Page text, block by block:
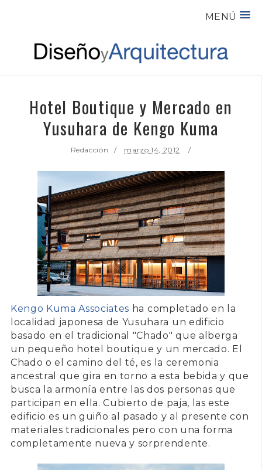
MENÚ
Hotel Boutique y Mercado en
Yusuhara de Kengo Kuma
Redacción marzo 14, 2012
Kengo Kuma Associates ha completado en la
localidad japonesa de Yusuhara un edificio
basado en el tradicional "Chado" que alberga
un pequeño hotel boutique y un mercado. El
Chado o el camino del té, es la ceremonia
ancestral que gira en torno a esta bebida y que
busca la armonía entre las dos personas que
participan en ella. Cubierto de paja, las este
edificio es un guiño al pasado y al presente con
materiales tradicionales pero con una forma
completamente nueva y sorprendente.